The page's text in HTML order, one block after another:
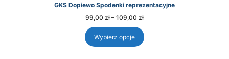
GKS Dopiewo Spodenki reprezentacyjne
99,00 zł – 109,00 złZakres
99,00 zł
do
Wybierz opcje